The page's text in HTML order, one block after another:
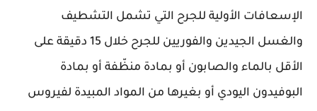
الإسعافات الأولية للجرح التي تشمل التشطيف
والغسل الجيدين والفوريين للجرح خلال 15 دقيقة على
الأقل بالماء والصابون أو بمادة منظّفة أو بمادة
البوفيدون اليودي أو بغيرها من المواد المبيدة لفيروس